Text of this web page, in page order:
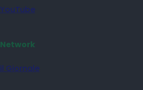
YouTube
Network
il Giornale